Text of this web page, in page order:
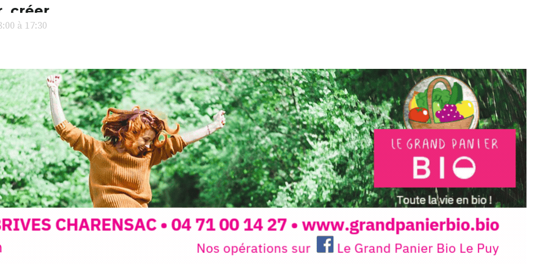
créer,
unstage
à tous les
, à seulement30
à capturer
à 17:30
Programmée en off du festival d’Auzon, cette
expo-installation temporaire vous livre une
raison de plus d’aller faire un tour dans la cité
médiévale du Brivadois cet été.
INTERVIEW